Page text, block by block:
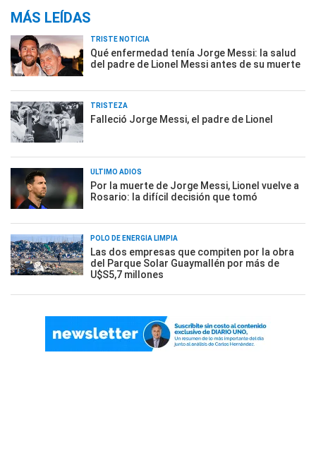
MÁS LEÍDAS
TRISTE NOTICIA
Qué enfermedad tenía Jorge Messi: la salud
del padre de Lionel Messi antes de su muerte
TRISTEZA
Falleció Jorge Messi, el padre de Lionel
ÚLTIMO ADIÓS
Por la muerte de Jorge Messi, Lionel vuelve a
Rosario: la difícil decisión que tomó
POLO DE ENERGÍA LIMPIA
Las dos empresas que compiten por la obra
del Parque Solar Guaymallén por más de
U$S5,7 millones